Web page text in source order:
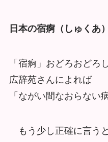
日本の宿痾（しゅくあ
「宿痾」おどろおどろ
広辞苑さんによれば
「ながい間なおらない
もう少し正確に言うと